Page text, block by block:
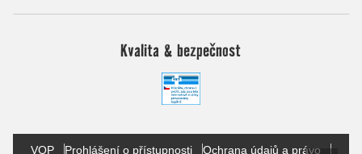
Kvalita & bezpečnost
VOP Prohlášení o přístupnosti Ochrana údajů a právo